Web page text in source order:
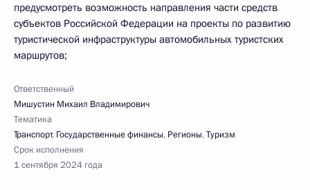
предусмотреть возможность направления части средств
субъектов Российской Федерации на проекты по развитию
туристической инфраструктуры автомобильных туристских
маршрутов;
Ответственный
Мишустин Михаил Владимирович
Тематика
Транспорт, Государственные финансы, Регионы,Туризм
Срок исполнения
1 сентября 2024 года